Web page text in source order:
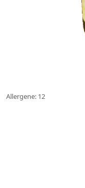
Allergene: 12